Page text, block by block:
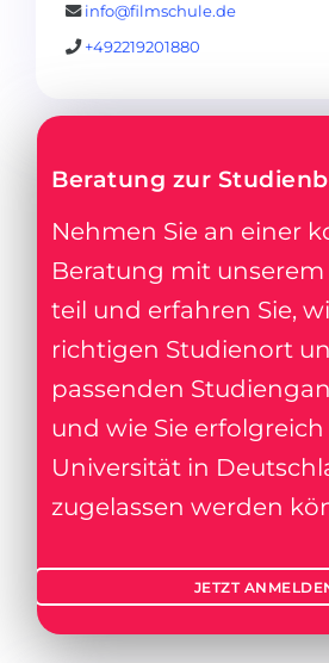
info@filmschule.de
+492219201880
Beratung zur
Nehmen Sie an einer
Beratung mit unserem
teil und erfahren Sie,
richtigen Studienort
passenden
und wie Sie
Universität in
zugelassen werden
JETZT